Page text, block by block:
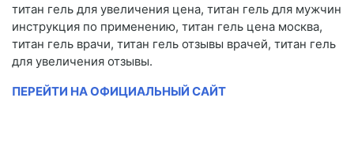
титан гель для увеличения цена, титан гель для мужчин
инструкция по применению, титан гель цена москва,
титан гель врачи, титан гель отзывы врачей, титан гель
для увеличения отзывы.
ПЕРЕЙТИ НА ОФИЦИАЛЬНЫЙ САЙТ